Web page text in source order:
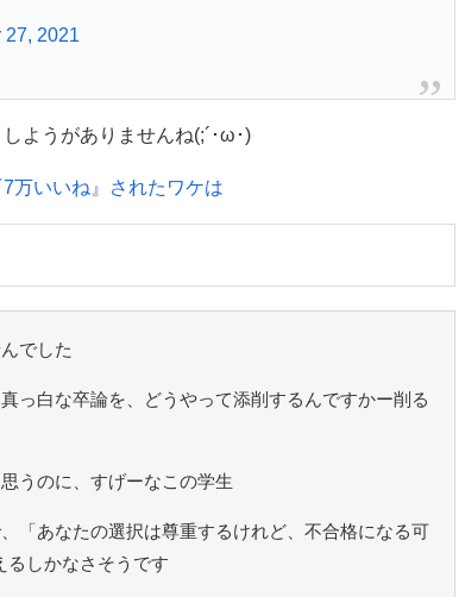
27, 2021
ようがありませんね(;´･ω･)
万いいね』されたワケは
でした
っ白な卒論を、どうやって添削するんですかー削る
うのに、すげーなこの学生
「あなたの選択は尊重するけれど、不合格になる可
るしかなさそうです